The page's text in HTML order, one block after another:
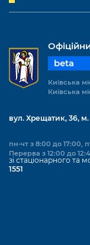
beta
Київська
Київська
вул. Хрещатик, 36, м.
пн-чт з 8:00 до 17:00,
Перерва з 12:00 до
зі стаціонарного та
1551